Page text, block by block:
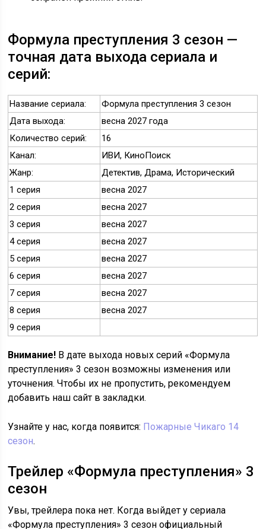
Формула преступления 3 сезон —
точная дата выхода сериала и
серий:
Название сериала:
Формула преступления 3 сезон
Дата выхода:
весна 2027 года
Количество серий:
16
Канал:
ИВИ, КиноПоиск
Жанр:
Детектив, Драма, Исторический
1 серия
весна 2027
2 серия
весна 2027
3 серия
весна 2027
4 серия
весна 2027
5 серия
весна 2027
6 серия
весна 2027
7 серия
весна 2027
8 серия
весна 2027
9 серия
Внимание! В дате выхода новых серий «Формула
преступления» 3 сезон возможны изменения или
уточнения. Чтобы их не пропустить, рекомендуем
добавить наш сайт в закладки.
Узнайте у нас, когда появится: Пожарные Чикаго 14
сезон.
Трейлер «Формула преступления» 3
сезон
Увы, трейлера пока нет. Когда выйдет у сериала
«Формула преступления» 3 сезон официальный